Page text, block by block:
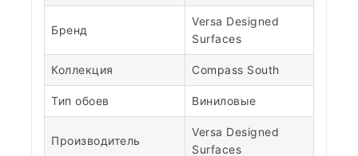
Бренд
Versa Designed
Surfaces
Коллекция Compass South
Тип обоев Виниловые
Производитель
Versa Designed
Surfaces